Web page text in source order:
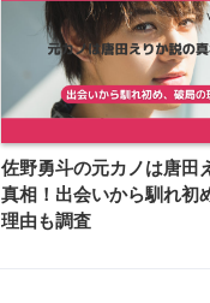
佐野勇斗の元カノは唐田
真相！出会いから馴れ初
理由も調査